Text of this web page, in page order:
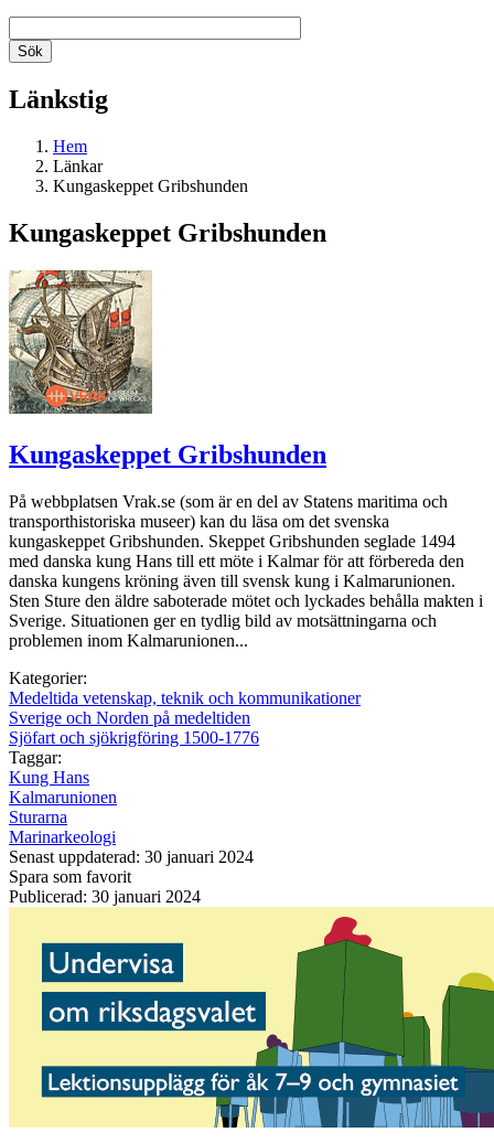
Länkstig
Hem
Länkar
Kungaskeppet Gribshunden
Kungaskeppet Gribshunden
Kungaskeppet Gribshunden
På webbplatsen Vrak.se (som är en del av Statens maritima och
transporthistoriska museer) kan du läsa om det svenska
kungaskeppet Gribshunden. Skeppet Gribshunden seglade 1494
med danska kung Hans till ett möte i Kalmar för att förbereda den
danska kungens kröning även till svensk kung i Kalmarunionen.
Sten Sture den äldre saboterade mötet och lyckades behålla makten i
Sverige. Situationen ger en tydlig bild av motsättningarna och
problemen inom Kalmarunionen...
Kategorier:
Medeltida vetenskap, teknik och kommunikationer
Sverige och Norden på medeltiden
Sjöfart och sjökrigföring 1500-1776
Taggar:
Kung Hans
Kalmarunionen
Sturarna
Marinarkeologi
Senast uppdaterad: 30 januari 2024
Spara som favorit
Publicerad: 30 januari 2024